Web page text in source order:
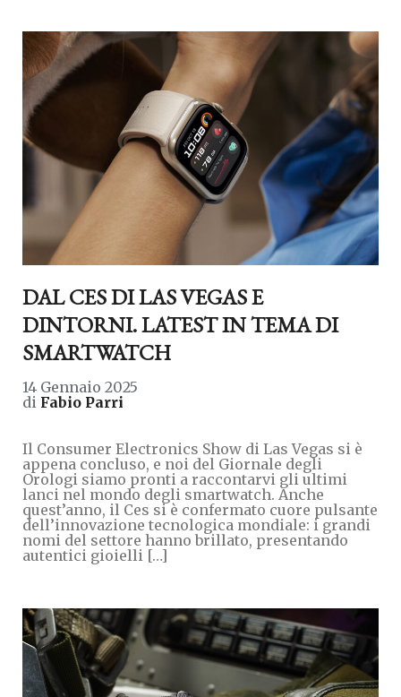
DAL CES DI LAS VEGAS E
DINTORNI. LATEST IN TEMA DI
SMARTWATCH
14 Gennaio 2025
di Fabio Parri
Il Consumer Electronics Show di Las Vegas si è
appena concluso, e noi del Giornale degli
Orologi siamo pronti a raccontarvi gli ultimi
lanci nel mondo degli smartwatch. Anche
quest’anno, il Ces si è confermato cuore pulsante
dell’innovazione tecnologica mondiale: i grandi
nomi del settore hanno brillato, presentando
autentici gioielli […]